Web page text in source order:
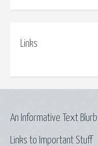
Links
Links to Important Stuff
An Informative Text Blurb